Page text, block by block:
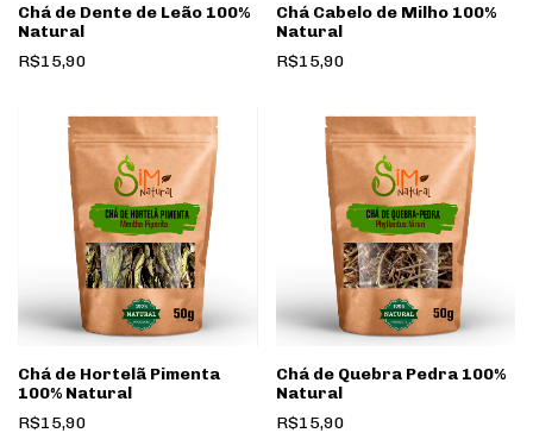
Chá de Dente de Leão 100%
Natural
R$15,90
Chá Cabelo de Milho 100%
Natural
R$15,90
Chá de Hortelã Pimenta
100% Natural
R$15,90
Chá de Quebra Pedra 100%
Natural
R$15,90